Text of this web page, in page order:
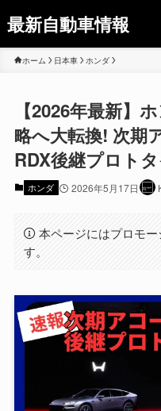
最新自動車情報
ホーム 日本車 ホンダ
【2026年最新】
略へ大転換! 次期
RDX後継プロト
ホンダ 2026年5月17日
本ページにはプロモ
す。